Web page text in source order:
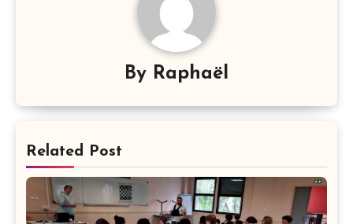
By Raphaël
Related Post